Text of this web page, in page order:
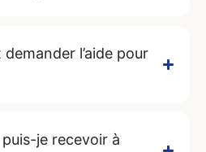
l’aide pour
puis-je recevoir à